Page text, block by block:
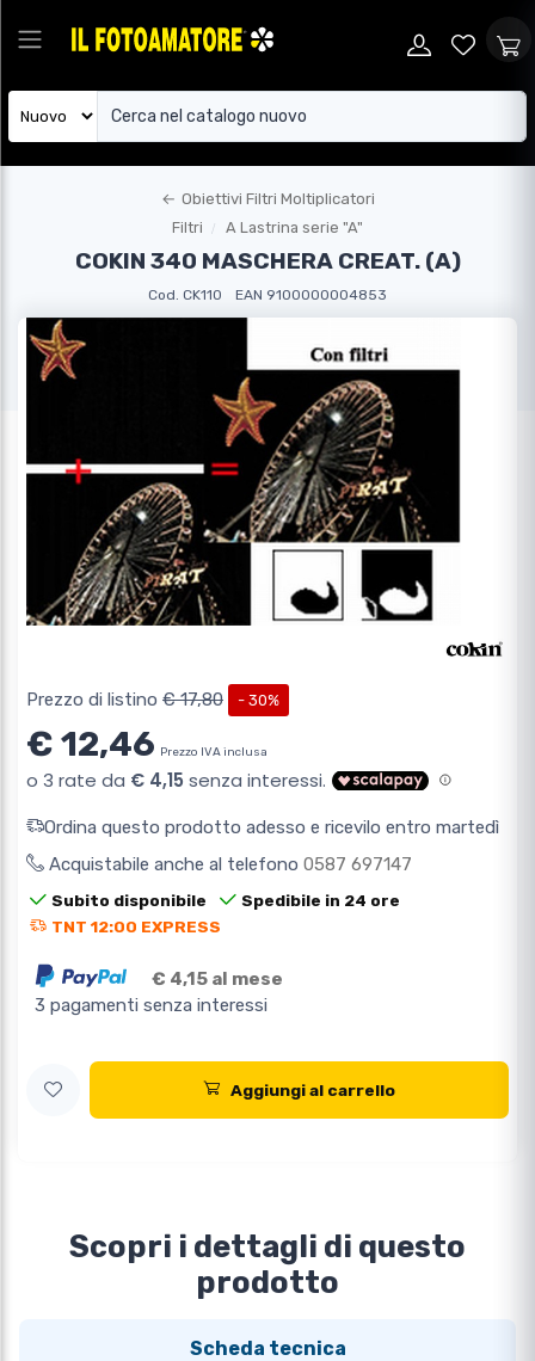
← Obiettivi Filtri Moltiplicatori
Filtri
A Lastrina serie "A"
COKIN 340 MASCHERA CREAT. (A)
Cod. CK110 EAN 9100000004853
Prezzo di listino € 17,80 - 30%
€ 12,46 Prezzo IVA inclusa
Ordina questo prodotto adesso e ricevilo entro martedì
Acquistabile anche al telefono 0587 697147
Subito disponibile
Spedibile in 24 ore
TNT 12:00 EXPRESS
€ 4,15 al mese
3 pagamenti senza interessi
Aggiungi al carrello
Scopri i dettagli di questo
prodotto
Scheda tecnica